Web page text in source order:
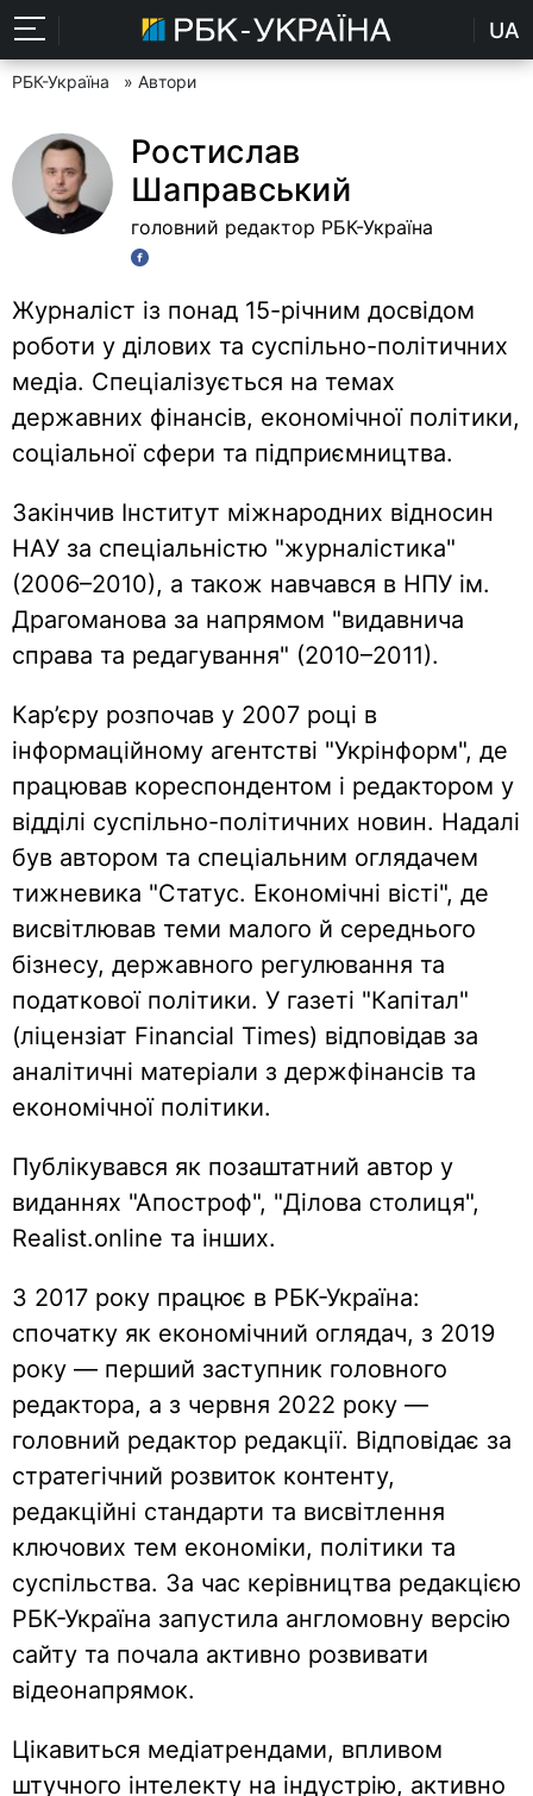
UA
РБК-Україна » Автори
Ростислав
Шаправський
головний редактор РБК-Україна
Журналіст із понад 15-річним досвідом
роботи у ділових та суспільно-політичних
медіа. Спеціалізується на темах
державних фінансів, економічної політики,
соціальної сфери та підприємництва.
Закінчив Інститут міжнародних відносин
НАУ за спеціальністю "журналістика"
(2006–2010), а також навчався в НПУ ім.
Драгоманова за напрямом "видавнича
справа та редагування" (2010–2011).
Кар’єру розпочав у 2007 році в
інформаційному агентстві "Укрінформ", де
працював кореспондентом і редактором у
відділі суспільно-політичних новин. Надалі
був автором та спеціальним оглядачем
тижневика "Статус. Економічні вісті", де
висвітлював теми малого й середнього
бізнесу, державного регулювання та
податкової політики. У газеті "Капітал"
(ліцензіат Financial Times) відповідав за
аналітичні матеріали з держфінансів та
економічної політики.
Публікувався як позаштатний автор у
виданнях "Апостроф", "Ділова столиця",
Realist.online та інших.
З 2017 року працює в РБК-Україна:
спочатку як економічний оглядач, з 2019
року — перший заступник головного
редактора, а з червня 2022 року —
головний редактор редакції. Відповідає за
стратегічний розвиток контенту,
редакційні стандарти та висвітлення
ключових тем економіки, політики та
суспільства. За час керівництва редакцією
РБК-Україна запустила англомовну версію
сайту та почала активно розвивати
відеонапрямок.
Цікавиться медіатрендами, впливом
штучного інтелекту на індустрію, активно